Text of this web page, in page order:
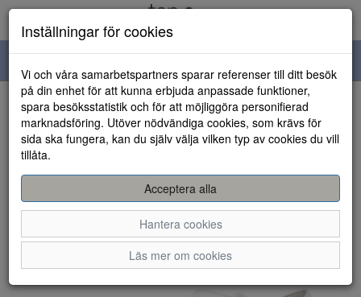
navigation
HEM
Inställningar för cookies
Vi och våra samarbetspartners sparar referenser till ditt besök
på din enhet för att kunna erbjuda anpassade funktioner,
spara besöksstatistik och för att möjliggöra personifierad
marknadsföring. Utöver nödvändiga cookies, som krävs för
sida ska fungera, kan du själv välja vilken typ av cookies du vill
tillåta.
Acceptera alla
Hantera cookies
Läs mer om cookies